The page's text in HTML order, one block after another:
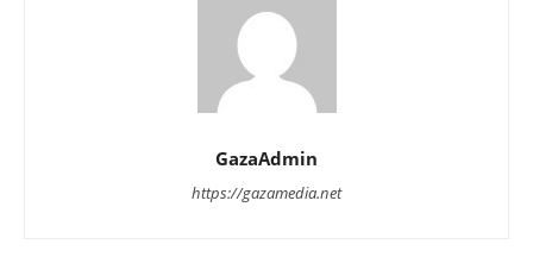
GazaAdmin
https://gazamedia.net